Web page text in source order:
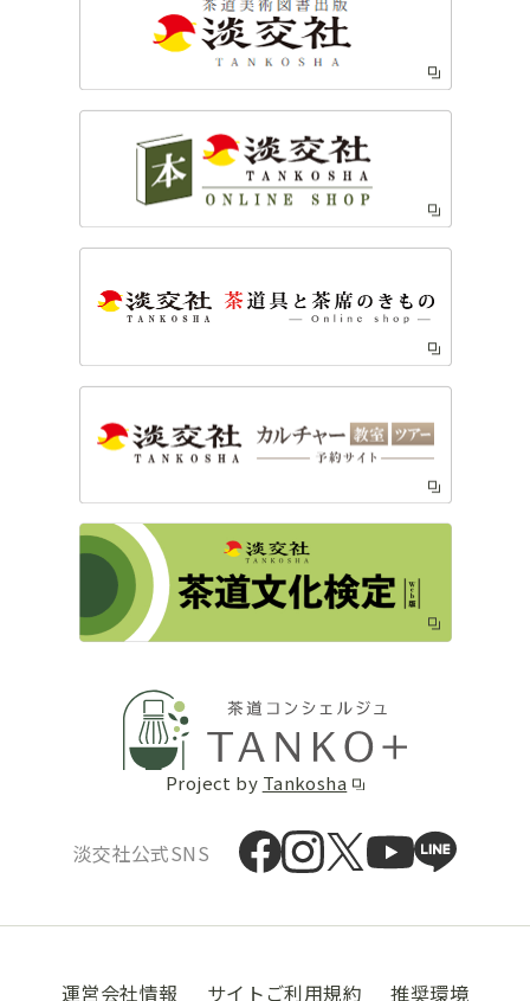
Project by Tankosha
淡交社公式SNS
運営会社情報 サイトご利用規約 推奨環境